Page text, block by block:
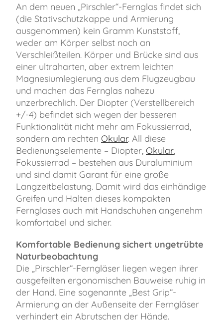
An dem neuen „Pirschler“-Fernglas findet sich
(die Stativschutzkappe und Armierung
ausgenommen) kein Gramm Kunststoff,
weder am Körper selbst noch an
Verschleißteilen. Körper und Brücke sind aus
einer ultraharten, aber extrem leichten
Magnesiumlegierung aus dem Flugzeugbau
und machen das Fernglas nahezu
unzerbrechlich. Der Diopter (Verstellbereich
+/-4) befindet sich wegen der besseren
Funktionalität nicht mehr am Fokussierrad,
sondern am rechten Okular. All diese
Bedienungselemente – Diopter, Okular
Fokussierrad – bestehen aus Duraluminium
und sind damit Garant für eine große
Langzeitbelastung. Damit wird das einhändige
Greifen und Halten dieses kompakten
Fernglases auch mit Handschuhen angenehm
komfortabel und sicher.
Komfortable Bedienung sichert ungetrübte
Naturbeobachtung
Die „Pirschler“-Ferngläser liegen wegen ihrer
ausgefeilten ergonomischen Bauweise ruhig in
der Hand. Eine sogenannte „Best Grip“-
Armierung an der Außenseite der Ferngläser
verhindert ein Abrutschen der Hände.